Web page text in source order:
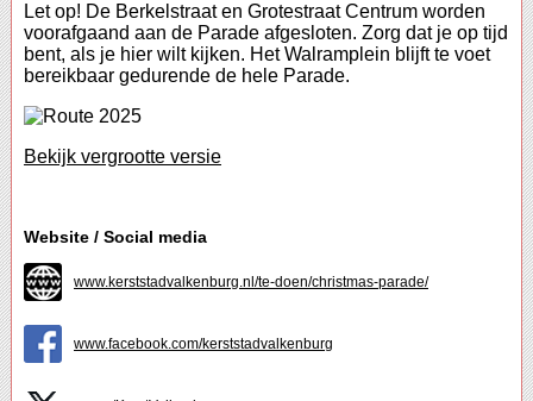
Let op! De Berkelstraat en Grotestraat Centrum worden
voorafgaand aan de Parade afgesloten. Zorg dat je op tijd
bent, als je hier wilt kijken. Het Walramplein blijft te voet
bereikbaar gedurende de hele Parade.
Bekijk vergrootte versie
Website / Social media
www.kerststadvalkenburg.nl/te-doen/christmas-parade/
www.facebook.com/kerststadvalkenburg